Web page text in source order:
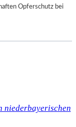
Opferschutz bei
niederbayerischen